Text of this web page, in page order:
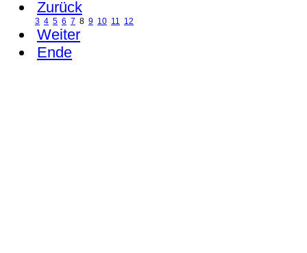
Zurück
3 4 5 6 7 8 9 10 11 12
Weiter
Ende